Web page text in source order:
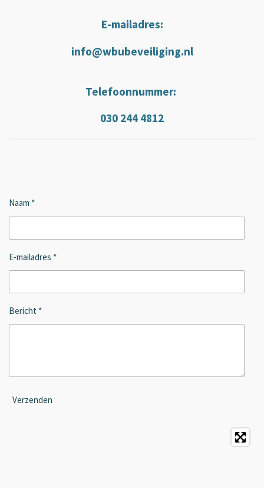
E-mailadres:
info@wbubeveiliging.nl
Telefoonnummer:
030 244 4812
Naam *
E-mailadres *
Bericht *
Verzenden